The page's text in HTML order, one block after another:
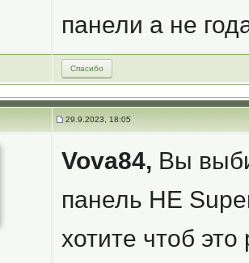
панели а не
Спасибо
29.9.2023, 18:05
Vova84, Вы
панель НЕ
хотите чтоб